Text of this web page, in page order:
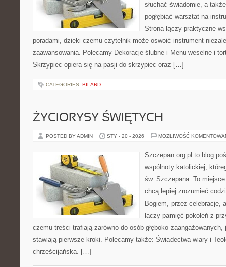
słuchać świadomie, a
pogłębiać warsztat na
Strona łączy praktyczne
poradami, dzięki czemu czytelnik może oswoić instrument
zaawansowania. Polecamy Dekoracje ślubne i Menu weselne i
Skrzypiec opiera się na pasji do skrzypiec oraz […]
CATEGORIES: BILARD
ŻYCIORYSY ŚWIĘTYCH
POSTED BY ADMIN STY - 20 - 2026 MOŻLIWOŚĆ
Szczepan.org.pl to blog
wspólnoty katolickiej,
św. Szczepana. To
chcą lepiej zrozumieć
Bogiem, przez celebrację,
łączy pamięć pokoleń z
czemu treści trafiają zarówno do osób głęboko
stawiają pierwsze kroki. Polecamy także: Świadectwa wiary i
chrześcijańska. […]